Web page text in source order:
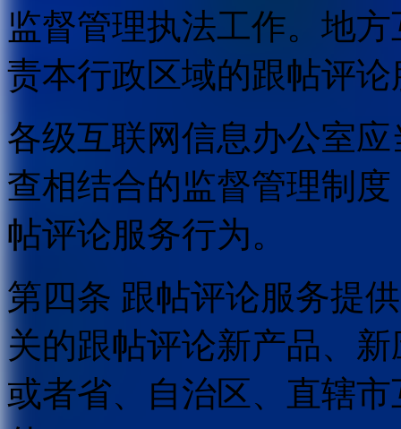
监督管理执法工作。地
责本行政区域的跟帖评
各级互联网信息办公室
查相结合的监督管理制
帖评论服务行为。
第四条 跟帖评论服务提
关的跟帖评论新产品、
或者省、自治区、直辖